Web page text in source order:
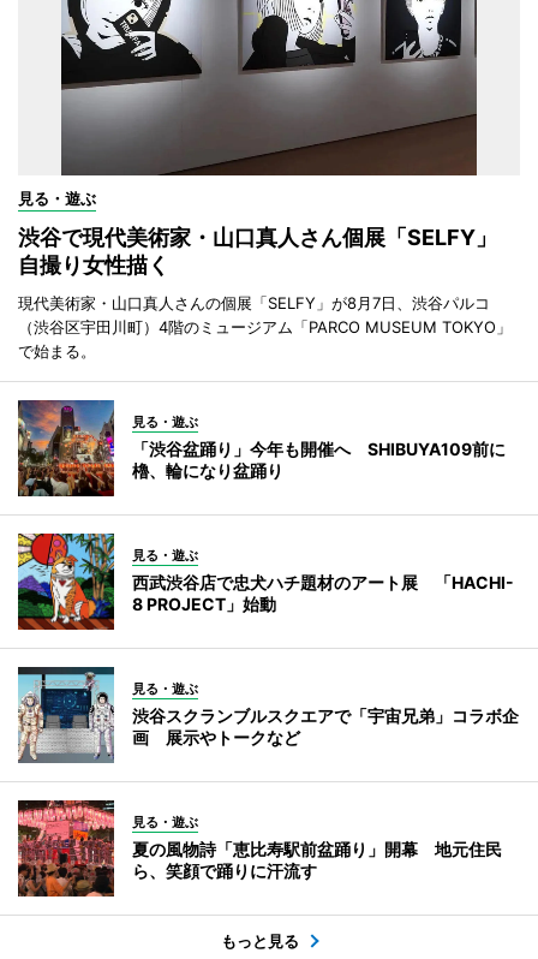
見る・遊ぶ
渋谷で現代美術家・山口真人さん個展「SELFY」
自撮り女性描く
現代美術家・山口真人さんの個展「SELFY」が8月7日、渋谷パルコ
（渋谷区宇田川町）4階のミュージアム「PARCO MUSEUM TOKYO」
で始まる。
見る・遊ぶ
「渋谷盆踊り」今年も開催へ SHIBUYA109前に
櫓、輪になり盆踊り
見る・遊ぶ
西武渋谷店で忠犬ハチ題材のアート展 「HACHI-
8 PROJECT」始動
見る・遊ぶ
渋谷スクランブルスクエアで「宇宙兄弟」コラボ企
画 展示やトークなど
見る・遊ぶ
夏の風物詩「恵比寿駅前盆踊り」開幕 地元住民
ら、笑顔で踊りに汗流す
もっと見る